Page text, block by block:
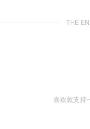
THE
喜欢就支持